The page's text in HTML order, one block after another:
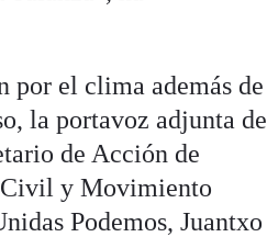
por el clima además de
la portavoz adjunta de
de Acción de
Civil y Movimiento
Podemos, Juantxo